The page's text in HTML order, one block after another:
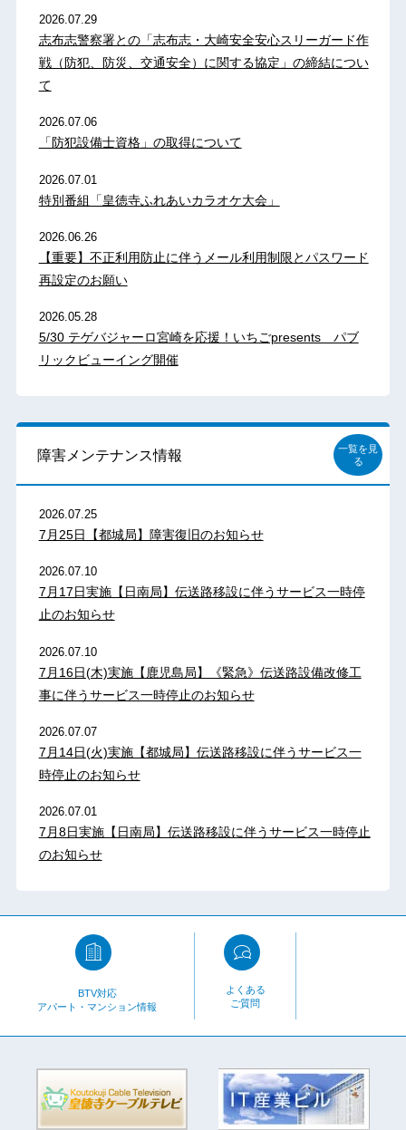
2026.07.29
志布志警察署との「志布志・大崎安全安心スリーガード作
戦（防犯、防災、交通安全）に関する協定」の締結につい
て
2026.07.06
「防犯設備士資格」の取得について
2026.07.01
特別番組「皇徳寺ふれあいカラオケ大会」
2026.06.26
【重要】不正利用防止に伴うメール利用制限とパスワード
再設定のお願い
2026.05.28
5/30 テゲバジャーロ宮崎を応援！いちごpresents パブ
リックビューイング開催
障害メンテナンス情報
一覧を見
る
2026.07.25
7月25日【都城局】障害復旧のお知らせ
2026.07.10
7月17日実施【日南局】伝送路移設に伴うサービス一時停
止のお知らせ
2026.07.10
7月16日(木)実施【鹿児島局】《緊急》伝送路設備改修工
事に伴うサービス一時停止のお知らせ
2026.07.07
7月14日(火)実施【都城局】伝送路移設に伴うサービス一
時停止のお知らせ
2026.07.01
7月8日実施【日南局】伝送路移設に伴うサービス一時停止
のお知らせ
BTV対応
アパート・マンション情報
よくある
ご質問